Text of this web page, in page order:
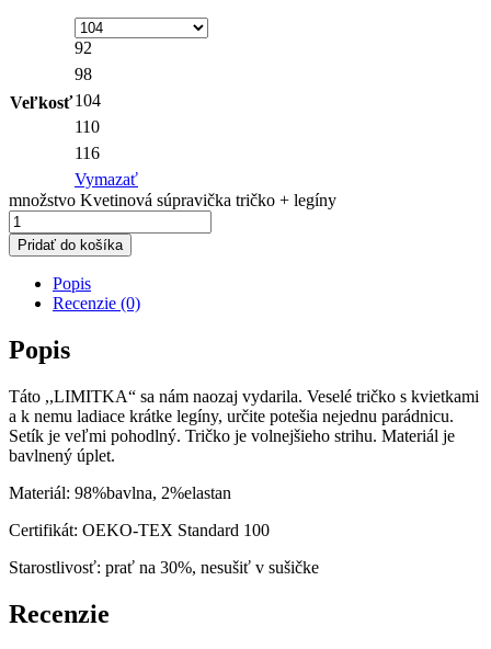
Veľkosť
92
98
104
110
116
Vymazať
množstvo Kvetinová súpravička tričko + legíny
Pridať do košíka
Popis
Recenzie (0)
Popis
Táto ,,LIMITKA“ sa nám naozaj vydarila. Veselé tričko s kvietkami
a k nemu ladiace krátke legíny, určite potešia nejednu parádnicu.
Setík je veľmi pohodlný. Tričko je volnejšieho strihu. Materiál je
bavlnený úplet.
Materiál: 98%bavlna, 2%elastan
Certifikát: OEKO-TEX Standard 100
Starostlivosť: prať na 30%, nesušiť v sušičke
Recenzie